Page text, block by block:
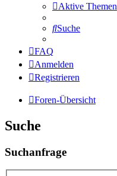
Aktive Themen
Suche
FAQ
Anmelden
Registrieren
Foren-Übersicht
Suche
Suchanfrage